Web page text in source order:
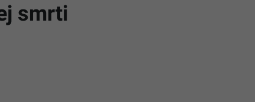
smrti